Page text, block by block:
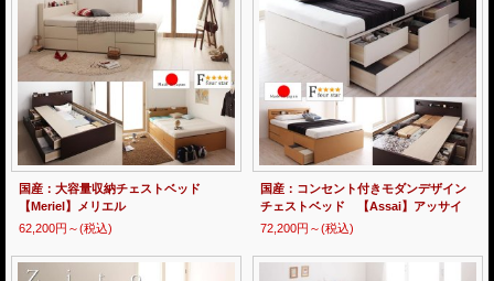
国産：大容量収納チェストベッド
【Meriel】メリエル
62,200円～(税込)
国産：コンセント付きモダンデザイン
チェストベッド 【Assai】アッサイ
72,200円～(税込)